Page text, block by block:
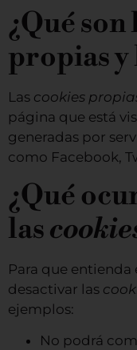
¿Qué son
propias y
Las cookies
página que está
generadas por
como Facebook,
¿Qué
las
Para que
desactivar las
ejemplos:
No podrá